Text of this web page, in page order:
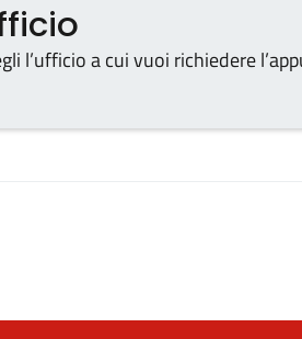
l’ufficio a cui vuoi richiedere
di ufficio